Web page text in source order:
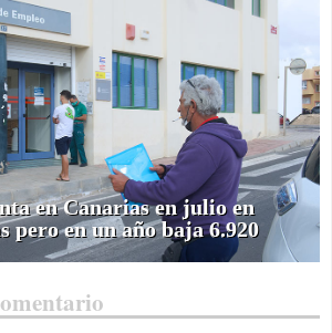
en Canarias en julio en
pero en un año baja 6.920